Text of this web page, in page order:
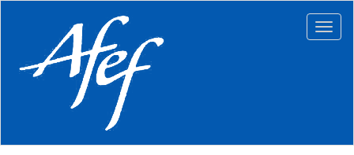
principal